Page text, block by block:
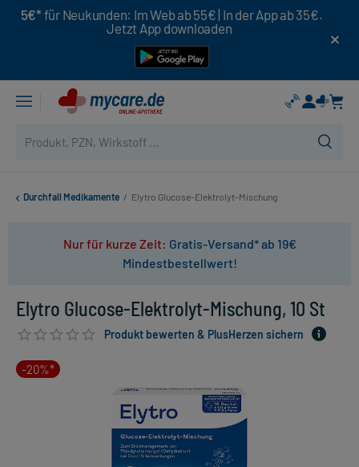
5€* für Neukunden: Im Web ab 55€ | In der App ab 35€.
Jetzt App downloaden
Durchfall Medikamente / Elytro Glucose-Elektrolyt-Mischung
Nur für kurze Zeit: Gratis-Versand* ab 19€
Mindestbestellwert!
Elytro Glucose-Elektrolyt-Mischung, 10 St
Produkt bewerten & PlusHerzen sichern
-20%*